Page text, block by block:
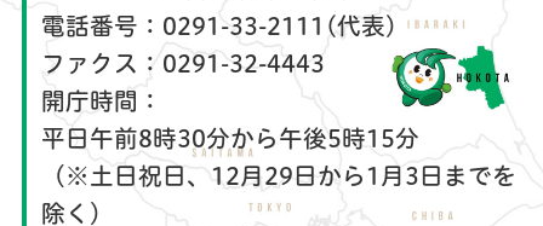
電話番号： 0291-33-2111(代表)
ファクス： 0291-32-4443
開庁時間：
平日午前8時30分から午後5時15分
（※土日祝日、12月29日から1月3日までを
除く）